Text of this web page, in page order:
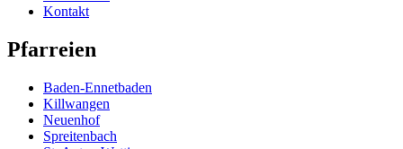
Kontakt
Pfarreien
Baden-Ennetbaden
Killwangen
Neuenhof
Spreitenbach